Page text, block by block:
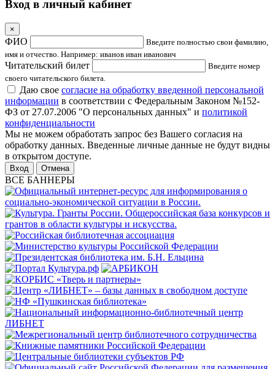
Вход в личный кабинет
×
ФИО
Введите полностью свои фамилию,
имя и отчество. Например: иванов иван иванович
Читательский билет
Введите номер
своего читательского билета.
Даю свое согласие на обработку введенной персональной
информации в соответствии с Федеральным Законом №152-
ФЗ от 27.07.2006 "О персональных данных" и политикой
конфиденциальности
Мы не можем обработать запрос без Вашего согласия на
обработку данных. Введенные личные данные не будут видны
в открытом доступе.
Отмена
ВСЕ БАННЕРЫ